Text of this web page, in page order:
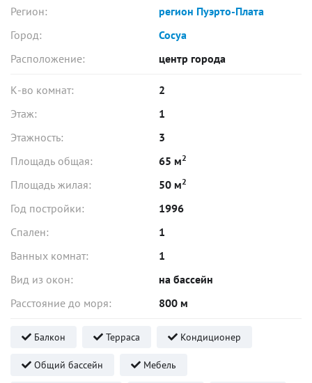
Регион:
регион Пуэрто-Плата
Город:
Сосуа
Расположение:
центр города
К-во комнат:
2
Этаж:
1
Этажность:
3
Площадь общая:
65 м2
Площадь жилая: 50 м2
Год постройки:
1996
Спален:
1
Ванных комнат:
1
Вид из окон:
на бассейн
Расстояние до моря:
800 м
Балкон Терраса Кондиционер
Общий бассейн Мебель